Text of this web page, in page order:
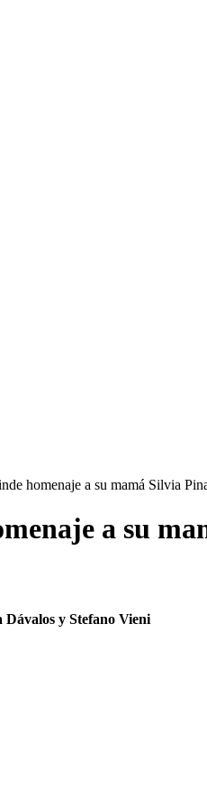
homenaje a su mamá Silvia
a su
y Stefano Vieni